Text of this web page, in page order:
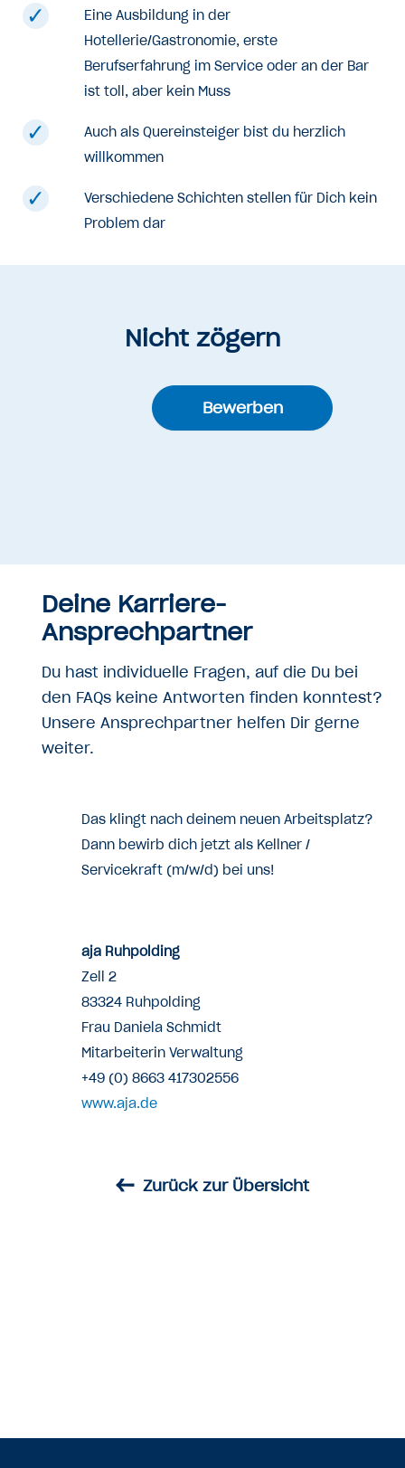
Eine Ausbildung in der
Hotellerie/Gastronomie, erste
Berufserfahrung im Service oder an der Bar
ist toll, aber kein Muss
Auch als Quereinsteiger bist du herzlich
willkommen
Verschiedene Schichten stellen für Dich kein
Problem dar
Nicht zögern
Bewerben
Deine Karriere-
Ansprechpartner
Du hast individuelle Fragen, auf die Du bei
den FAQs keine Antworten finden konntest?
Unsere Ansprechpartner helfen Dir gerne
weiter.
Das klingt nach deinem neuen Arbeitsplatz?
Dann bewirb dich jetzt als Kellner /
Servicekraft (m/w/d) bei uns!
aja Ruhpolding
Zell 2
83324 Ruhpolding
Frau Daniela Schmidt
Mitarbeiterin Verwaltung
+49 (0) 8663 417302556
www.aja.de
← Zurück zur Übersicht